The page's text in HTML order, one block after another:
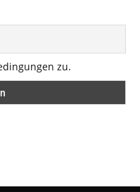
zu.